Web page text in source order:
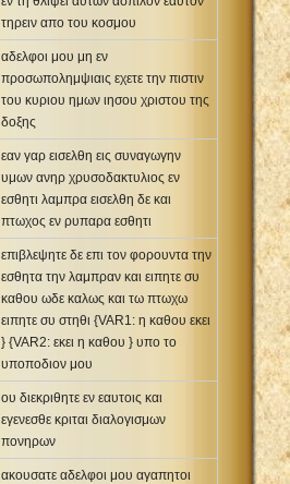
τηρειν απο του κοσμου
αδελφοι μου μη εν
προσωπολημψιαις εχετε την πιστιν
του κυριου ημων ιησου χριστου της
δοξης
εαν γαρ εισελθη εις συναγωγην
υμων ανηρ χρυσοδακτυλιος εν
εσθητι λαμπρα εισελθη δε και
πτωχος εν ρυπαρα εσθητι
επιβλεψητε δε επι τον φορουντα την
εσθητα την λαμπραν και ειπητε συ
καθου ωδε καλως και τω πτωχω
ειπητε συ στηθι {VAR1: η καθου εκει
} {VAR2: εκει η καθου } υπο το
υποποδιον μου
ου διεκριθητε εν εαυτοις και
εγενεσθε κριται διαλογισμων
πονηρων
ακουσατε αδελφοι μου αγαπητοι